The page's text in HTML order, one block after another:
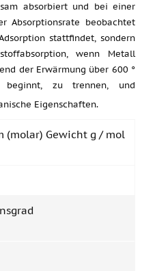
absorbiert und bei einer
Absorptionsrate beobachtet
stattfindet, sondern
wenn Metall
der Erwärmung über 600 °
beginnt, zu trennen, und
Eigenschaften.
(molar) Gewicht g / mol